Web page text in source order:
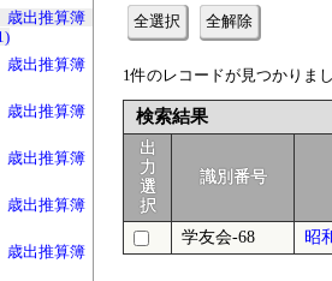
歳出推算簿 会費 京都
歳出推算簿 会費 京都
歳出推算簿 会費 京都
歳出推算簿 会費 京都
出推算簿 京都帝国大
歳出推算簿 校費 京都
全選択 全解除
1件のレコードが見つかりま
検索結果
出
力
選
択
識別番号
学友会-68 昭